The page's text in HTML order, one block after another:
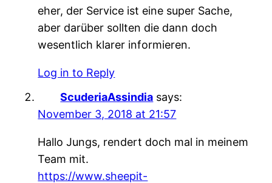
eher, der Service ist eine super Sache,
aber darüber sollten die dann doch
wesentlich klarer informieren.
Log in to Reply
ScuderiaAssindia says:
November 3, 2018 at 21:57
Hallo Jungs, rendert doch mal in meinem
Team mit.
https://www.sheepit-